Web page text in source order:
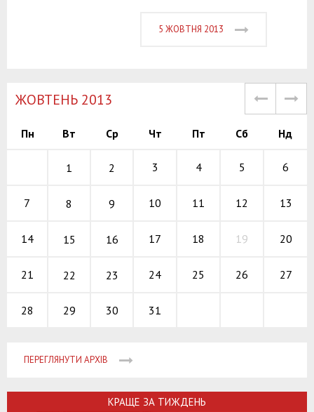
5 ЖОВТНЯ 2013
ЖОВТЕНЬ 2013
Пн Вт Ср Чт Пт Сб Нд
1 2 3 4 5 6
7 8 9 10 11 12 13
14 15 16 17 18 19 20
21 22 23 24 25 26 27
28 29 30 31
ПЕРЕГЛЯНУТИ АРХІВ
КРАЩЕ ЗА ТИЖДЕНЬ